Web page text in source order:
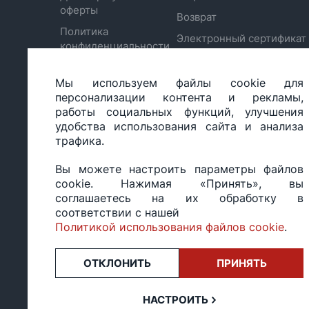
оферты
Политика
конфиденциальности
персональных
данных
Возврат
Электронный сертификат
Настройка политики
cookie
Юридический адрес: 220035, Республика Беларусь,
ул.Тимирязева 65Б, оф.1107Б
Свидетельство о государственной регистрации:
14.03.2017.
Регистрация в Торговом реестре: №494648 от
Заказы, оформленные в рабочий день после 18:00, а
или праздники, обрабатываются на следующий
Мы используем файлы cookie для
персонализации контента и рекламы,
работы социальных функций, улучшения
удобства использования сайта и анализа
трафика.
Вы можете настроить параметры файлов
cookie. Нажимая «Принять», вы
соглашаетесь на их обработку в
соответствии с нашей
Политикой использования файлов cookie.
ОТКЛОНИТЬ ПРИНЯТЬ
НАСТРОИТЬ